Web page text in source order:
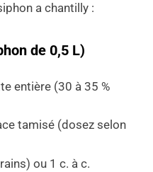
a chantilly :
de 0,5 L)
entière (30 à 35 %
tamisé (dosez selon
ou 1 c. à c.